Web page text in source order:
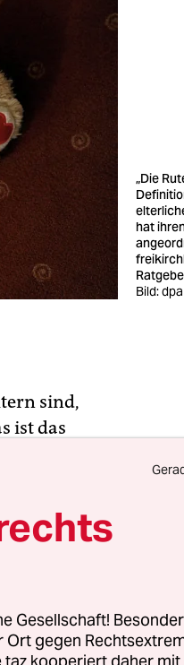
„Die
hat
Bild: dpa
sind,
ist das
Dienstag
Eine mit
eine mit
Gesellschaft!
Ort gegen
kooperiert daher mit